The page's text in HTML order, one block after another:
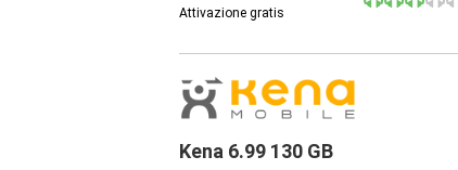
Attivazione gratis
Kena 6.99 130 GB